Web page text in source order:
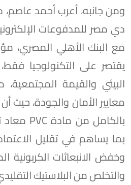
ومن جانبه، أعرب أحمد
دي مصر للمدفوعات
مع البنك الأهلي المصري،
يقتصر على التكنولوجيا
البيئي والقيمة
معايير الأمان والجودة، حيث
بما يساهم في تقليل
وخفض الانبعاثات الكربونية
والتخلص من البلاستيك